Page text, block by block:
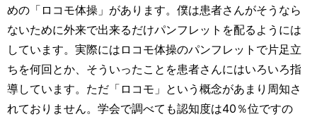
めの「ロコモ体操」があります。僕は患者さんがそうなら
ないために外来で出来るだけパンフレットを配るようには
しています。実際にはロコモ体操のパンフレットで片足立
ちを何回とか、そういったことを患者さんにはいろいろ指
導しています。ただ「ロコモ」という概念があまり周知さ
れておりません。学会で調べても認知度は40％位ですの